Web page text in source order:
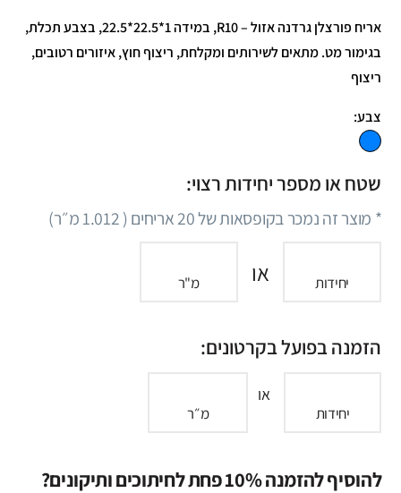
אריח פורצלן גרדנה אזול – R10, במידה 1*22.5*22.5, בצבע תכלת,
בגימור מט. מתאים לשירותים ומקלחת, ריצוף חוץ, איזורים רטובים,
ריצוף
צבע:
שטח או מספר יחידות רצוי:
* מוצר זה נמכר בקופסאות של20אריחים (1.012מ״ר)
יחידות או מ"ר
הזמנה בפועל בקרטונים:
יחידות
או
מ״ר
להוסיף להזמנה 10% פחת לחיתוכים ותיקונים?